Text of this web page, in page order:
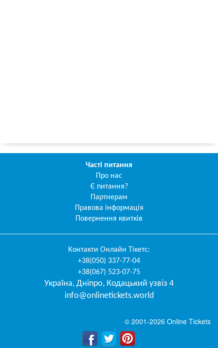
Часті питання
Про нас
Є питання?
Партнерам
Правова інформація
Повернення квитків
Контакти Онлайн Тікетс:
+38(050) 337-77-04
+38(067) 523-07-75
Україна, Дніпро, Кодацький узвіз 4
info@onlinetickets.world
© 2001-2026 Online Tickets